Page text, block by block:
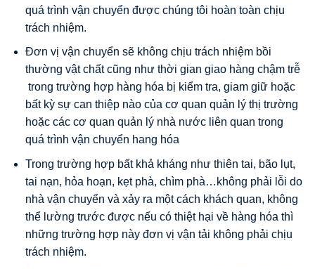
quá trình vận chuyển được chúng tôi hoàn toàn chịu
trách nhiệm.
Đơn vị vận chuyển sẽ không chịu trách nhiệm bồi
thường vật chất cũng như thời gian giao hàng chậm trễ
trong trường hợp hàng hóa bị kiểm tra, giam giữ hoặc
bất kỳ sự can thiệp nào của cơ quan quản lý thị trường
hoặc các cơ quan quản lý nhà nước liên quan trong
quá trình vận chuyển hang hóa
Trong trường hợp bất khả kháng như thiên tai, bão lụt,
tai nạn, hỏa hoạn, kẹt phà, chìm phà…không phải lỗi do
nhà vận chuyển và xảy ra một cách khách quan, không
thể lường trước được nếu có thiệt hại về hàng hóa thì
những trường hợp này đơn vị vận tải không phải chịu
trách nhiệm.